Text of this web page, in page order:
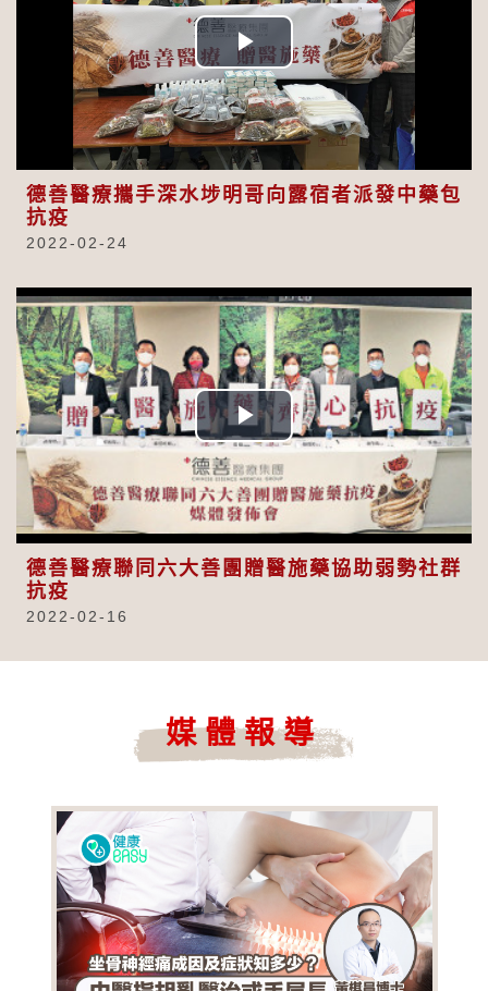
Play
Video
德善醫療攜手深水埗明哥向露宿者派發中藥包
抗疫
2022-02-24
Play
Video
德善醫療聯同六大善團贈醫施藥協助弱勢社群
抗疫
2022-02-16
媒體報導